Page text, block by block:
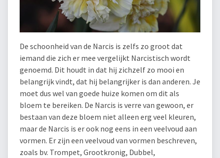
De schoonheid van de Narcis is zelfs zo groot dat
iemand die zich er mee vergelijkt Narcistisch wordt
genoemd. Dit houdt in dat hij zichzelf zo mooi en
belangrijk vindt, dat hij belangrijker is dan anderen. Je
moet dus wel van goede huize komen om dit als
bloem te bereiken. De Narcis is verre van gewoon, er
bestaan van deze bloem niet alleen erg veel kleuren,
maar de Narcis is er ook nog eens in een veelvoud aan
vormen. Er zijn een veelvoud van vormen beschreven,
zoals bv. Trompet, Grootkronig, Dubbel,